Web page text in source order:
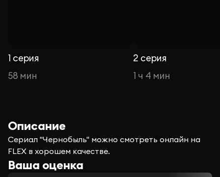
1 серия
58 мин
2 серия
1 ч 4 мин
Описание
Сериал "Чернобыль" можно смотреть онлайн на
FLEX в хорошем качестве.
Ваша оценка